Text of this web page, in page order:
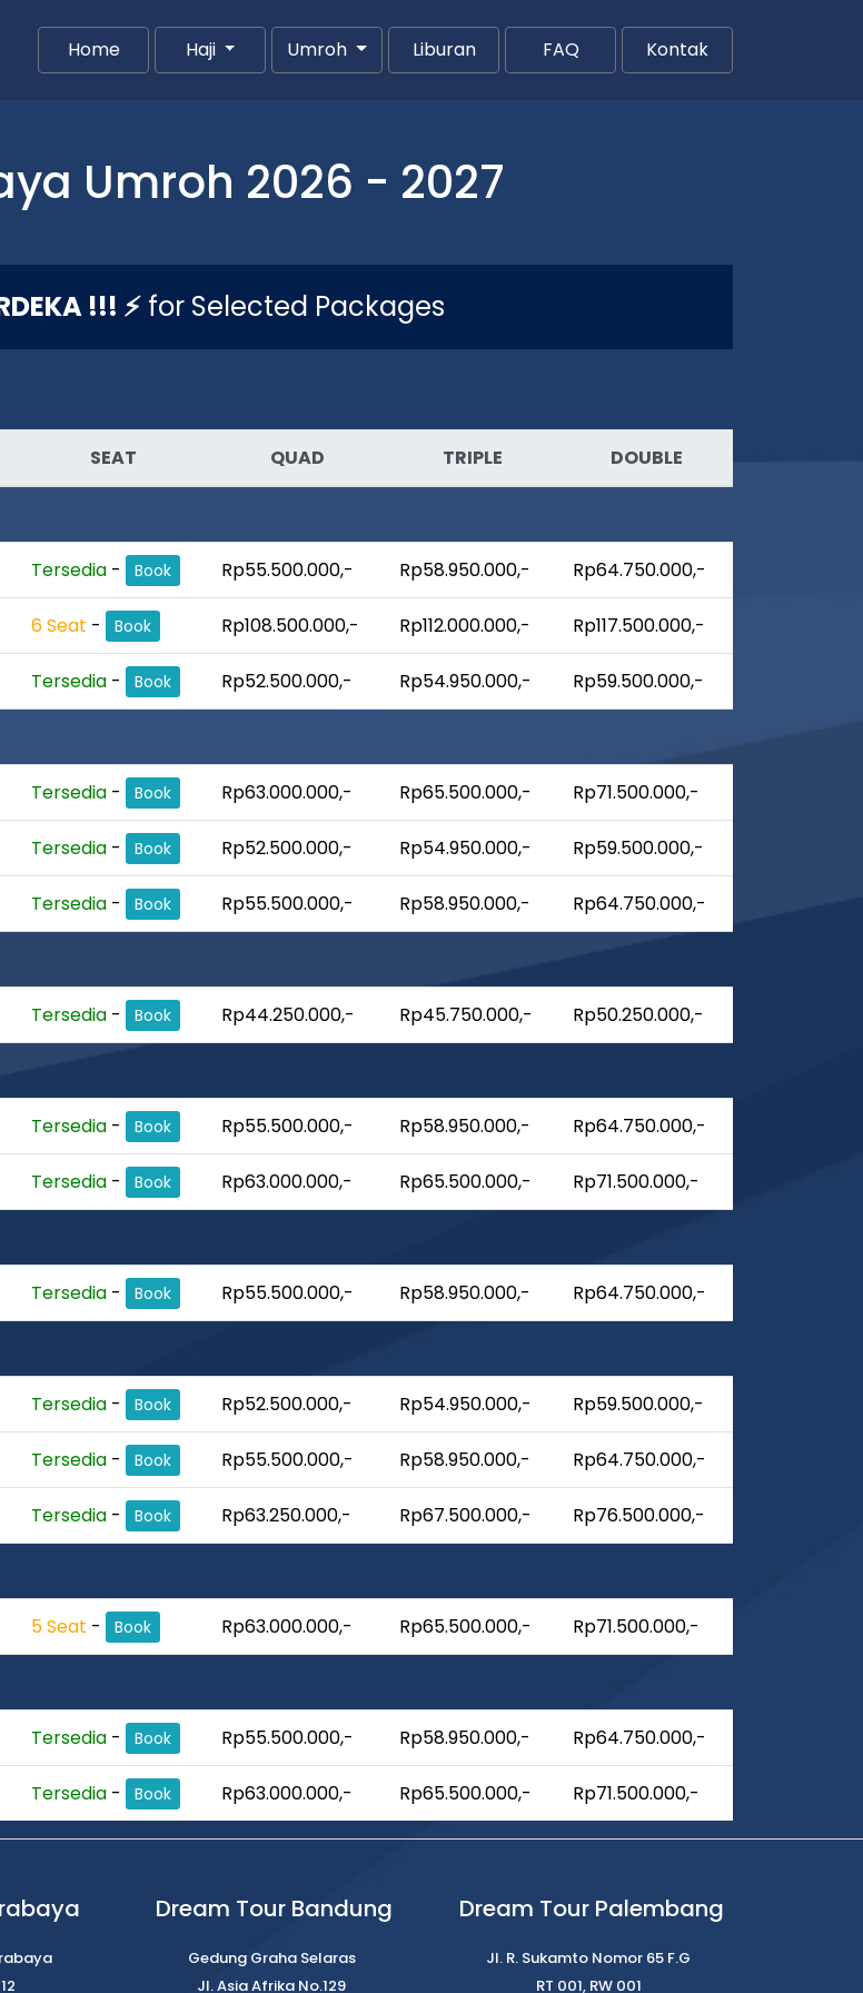
Home(current)Haji Umroh Liburan FAQ Kontak
Umroh 2026 - 2027
!!! ⚡for Selected Packages
SEAT QUAD TRIPLE DOUBLE
Tersedia - Book Rp55.500.000,- Rp58.950.000,- Rp64.750.000,-
6 Seat - Book Rp108.500.000,- Rp112.000.000,- Rp117.500.000,-
Tersedia - Book Rp52.500.000,- Rp54.950.000,- Rp59.500.000,-
Tersedia - Book Rp63.000.000,- Rp65.500.000,- Rp71.500.000,-
Tersedia - Book Rp52.500.000,- Rp54.950.000,- Rp59.500.000,-
Tersedia - Book Rp55.500.000,- Rp58.950.000,- Rp64.750.000,-
Tersedia - Book Rp44.250.000,- Rp45.750.000,- Rp50.250.000,-
Tersedia - Book Rp55.500.000,- Rp58.950.000,- Rp64.750.000,-
Tersedia - Book Rp63.000.000,- Rp65.500.000,- Rp71.500.000,-
Tersedia - Book Rp55.500.000,- Rp58.950.000,- Rp64.750.000,-
Tersedia - Book Rp52.500.000,- Rp54.950.000,- Rp59.500.000,-
Tersedia - Book Rp55.500.000,- Rp58.950.000,- Rp64.750.000,-
Tersedia - Book Rp63.250.000,- Rp67.500.000,- Rp76.500.000,-
5 Seat - Book Rp63.000.000,- Rp65.500.000,- Rp71.500.000,-
Tersedia - Book Rp55.500.000,- Rp58.950.000,- Rp64.750.000,-
Tersedia - Book Rp63.000.000,- Rp65.500.000,- Rp71.500.000,-
Dream Tour Bandung
Gedung Graha Selaras
Jl. Asia Afrika No.129
Dream Tour Palembang
Jl. R. Sukamto Nomor 65 F.G
RT 001, RW 001